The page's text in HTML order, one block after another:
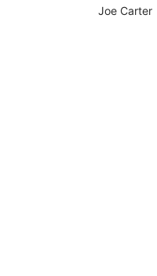
Joe Carter